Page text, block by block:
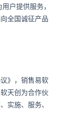
户提供服务，
全国诚征产品
》，销售易软
天创为合作伙
实施、服务、